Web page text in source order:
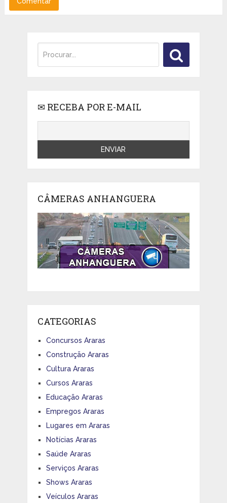
✉ RECEBA POR E-MAIL
CÂMERAS ANHANGUERA
CATEGORIAS
Concursos Araras
Construção Araras
Cultura Araras
Cursos Araras
Educação Araras
Empregos Araras
Lugares em Araras
Notícias Araras
Saúde Araras
Serviços Araras
Shows Araras
Veículos Araras